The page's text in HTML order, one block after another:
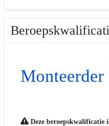
Monteerder
Deze beroepskwalificatie